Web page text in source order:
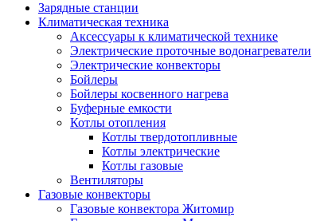
Зарядные станции
Климатическая техника
Аксессуары к климатической технике
Электрические проточные водонагреватели
Электрические конвекторы
Бойлеры
Бойлеры косвенного нагрева
Буферные емкости
Котлы отопления
Котлы твердотопливные
Котлы электрические
Котлы газовые
Вентиляторы
Газовые конвекторы
Газовые конвектора Житомир